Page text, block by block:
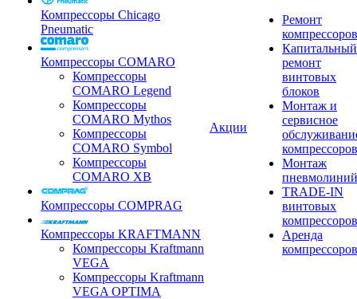
Компрессоры Chicago
Pneumatic
Компрессоры COMARO
Компрессоры
COMARO Legend
Компрессоры
COMARO Mythos
Компрессоры
COMARO Symbol
Компрессоры
COMARO XB
Компрессоры COMPRAG
Компрессоры KRAFTMANN
Компрессоры Kraftmann
VEGA
Компрессоры Kraftmann
VEGA OPTIMA
Акции
Ремонт
компрессоров
Капитальный
ремонт
винтовых
блоков
Монтаж и
сервисное
компрессоров
Монтаж
пневмолиний
TRADE-IN
винтовых
компрессоров
Аренда
компрессоров